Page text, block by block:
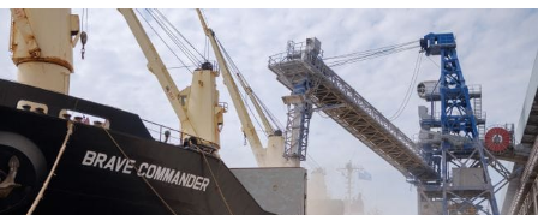
Пуско-наладочные работы
Ввод в эксплуатацию и обучение персонала
заказчика
Сервисное обслуживание
Управление проектами
Аутсорсинг
Консалтинговые услуги
Тяжёлая промышленность
Гражданское строительство
Инфраструктура
Химическая промышленность
Цементная промышленность
Senumac
Senuvol
Sivacon S8
Simoprime
КАРЬЕРА
Вакансии
Стажировка
Ветеранам
КОНТАКТЫ